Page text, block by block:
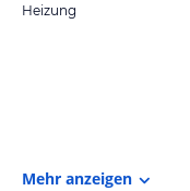
Heizung
Mehr anzeigen